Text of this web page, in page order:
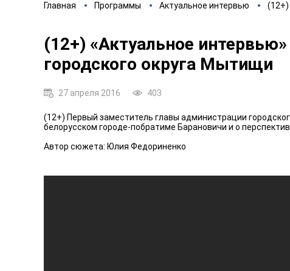
Главная Программы Актуальное интервью
(12+) «Актуальное
городского округа Мытищи
27 апреля 2016 403
(12+) Первый заместитель главы администрации
белорусском городе-побратиме Барановичи и о
Автор сюжета: Юлия Федориненко